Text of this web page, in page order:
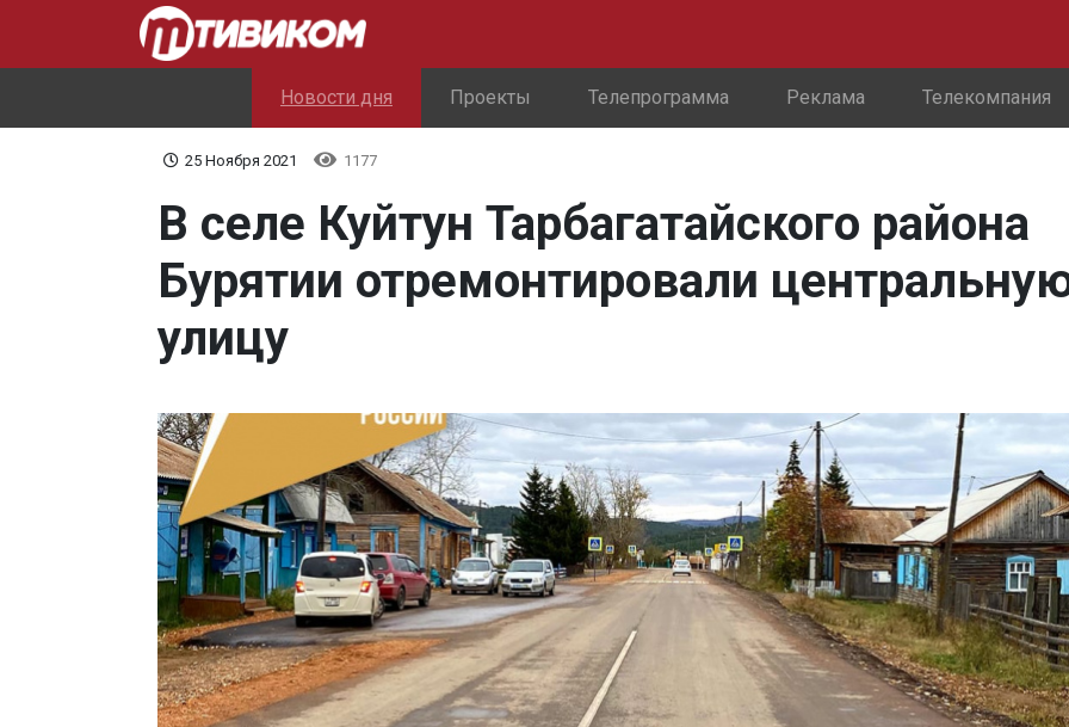
Новости дня Проекты Телепрограмма Реклама Телекомпания
25 Ноября 2021 1177
В селе Куйтун Тарбагатайского района
Бурятии отремонтировали
улицу